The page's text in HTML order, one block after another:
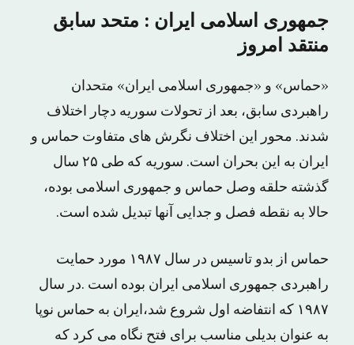
جمهورى اسلامى ایران : متحد سابق
منتقد امروز
«حماس» و «جمهوری اسلامی ایران» متحدان
راهبردی سابق، بعد از تحولات سوریه دچار اختلاف
شدند. محور این اختلاف نگرش های متفاوت حماس و
ایران به این بحران است. سوریه که طی ۲۵ سال
گذشته حلقه وصل حماس و جمهوری اسلامی بوده،
حالا به نقطه فصل و جدایی آنها تبدیل شده است.
حماس از بدو تاسیس در سال ۱۹۸۷ مورد حمایت
راهبردی جمهوری اسلامی ایران بوده است .در سال
۱۹۸۷ که انتفاضه اول شروع شد،ایران به حماس نوپا
به عنوان بدیلی مناسب برای فتح نگاه می کرد که